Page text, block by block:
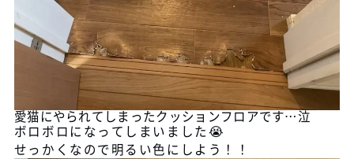
愛猫にやられてしまったクッションフロアです…泣
ボロボロになってしまいました😭
せっかくなので明るい色にしよう！！